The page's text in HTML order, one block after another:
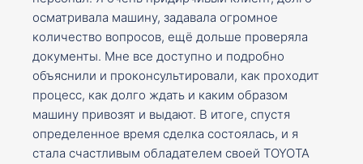
осматривала машину, задавала огромное
количество вопросов, ещё дольше проверяла
документы. Мне все доступно и подробно
объяснили и проконсультировали, как проходит
процесс, как долго ждать и каким образом
машину привозят и выдают. В итоге, спустя
определенное время сделка состоялась, и я
стала счастливым обладателем своей TOYOTA